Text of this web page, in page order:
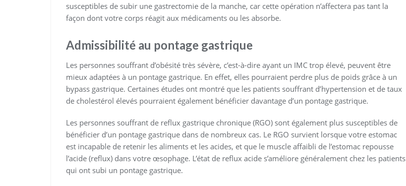
susceptibles de subir une gastrectomie de la manche, car cette opération n’affectera pas tant la
façon dont votre corps réagit aux médicaments ou les absorbe.
Admissibilité au pontage gastrique
Les personnes souffrant d’obésité très sévère, c’est-à-dire ayant un IMC trop élevé, peuvent être
mieux adaptées à un pontage gastrique. En effet, elles pourraient perdre plus de poids grâce à un
bypass gastrique. Certaines études ont montré que les patients souffrant d’hypertension et de taux
de cholestérol élevés pourraient également bénéficier davantage d’un pontage gastrique.
Les personnes souffrant de reflux gastrique chronique (RGO) sont également plus susceptibles de
bénéficier d’un pontage gastrique dans de nombreux cas. Le RGO survient lorsque votre estomac
est incapable de retenir les aliments et les acides, et que le muscle affaibli de l’estomac repousse
l’acide (reflux) dans votre œsophage. L’état de reflux acide s’améliore généralement chez les patients
qui ont subi un pontage gastrique.